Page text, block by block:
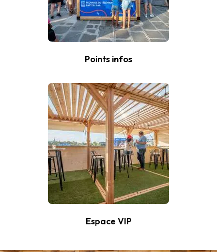
Points infos
Espace VIP